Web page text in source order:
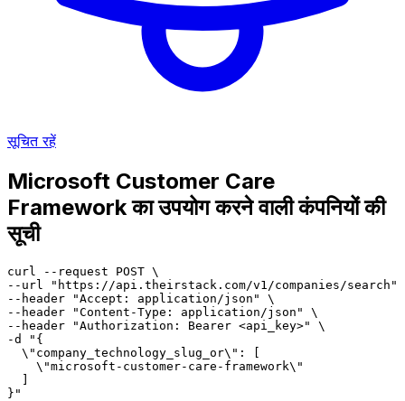
सूचित रहें
Microsoft Customer Care
Framework का उपयोग करने वाली कंपनियों की
सूची
curl --request POST \
--url "https://api.theirstack.com/v1/companies/search"
--header "Accept: application/json" \
--header "Content-Type: application/json" \
--header "Authorization: Bearer <api_key>" \
-d "{
  \"company_technology_slug_or\": [
    \"microsoft-customer-care-framework\"
  ]
}"